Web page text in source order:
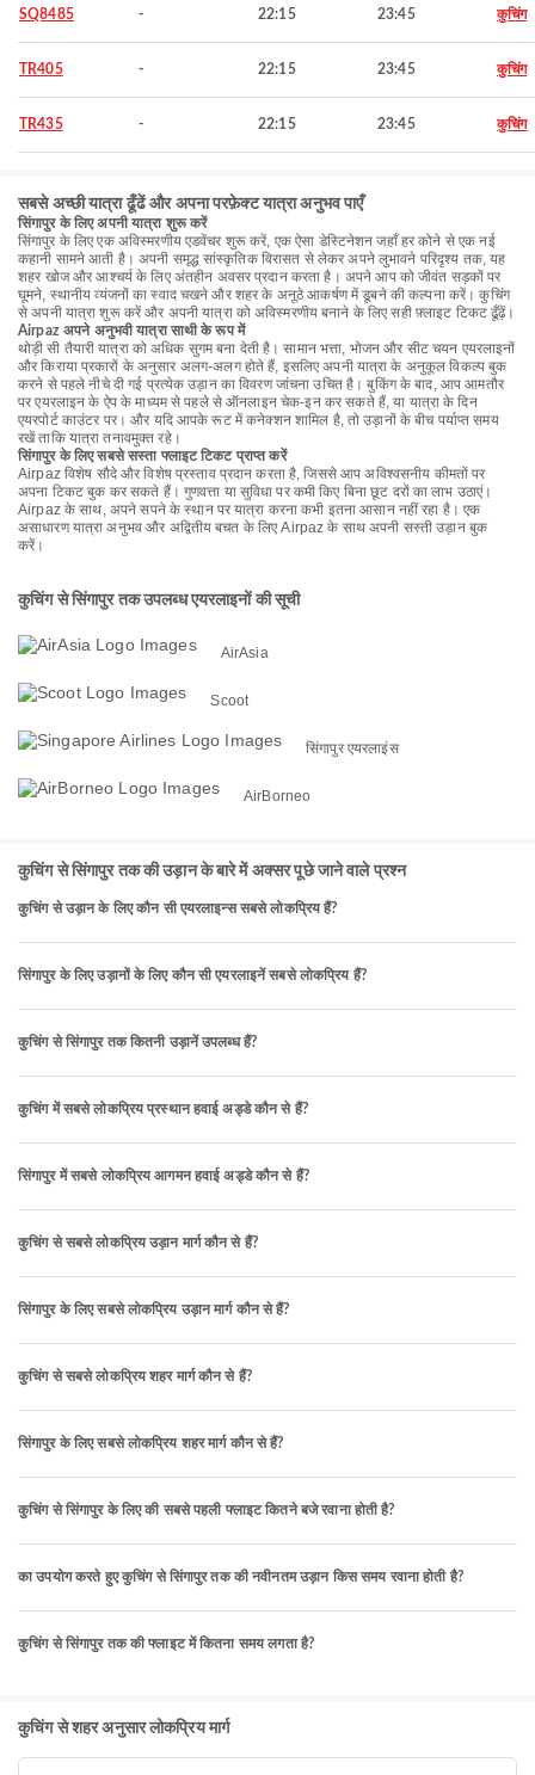
SQ8485 - 22:15 23:45 कुचिंग
TR405 - 22:15 23:45 कुचिंग
TR435 - 22:15 23:45 कुचिंग
सबसे अच्छी यात्रा ढूँढें और अपना परफ़ेक्ट यात्रा अनुभव पाएँ
सिंगापुर के लिए अपनी यात्रा शुरू करें
सिंगापुर के लिए एक अविस्मरणीय एडवेंचर शुरू करें, एक ऐसा डेस्टिनेशन जहाँ हर कोने से एक नई
कहानी सामने आती है। अपनी समृद्ध सांस्कृतिक विरासत से लेकर अपने लुभावने परिदृश्य तक, यह
शहर खोज और आश्चर्य के लिए अंतहीन अवसर प्रदान करता है। अपने आप को जीवंत सड़कों पर
घूमने, स्थानीय व्यंजनों का स्वाद चखने और शहर के अनूठे आकर्षण में डूबने की कल्पना करें। कुचिंग
से अपनी यात्रा शुरू करें और अपनी यात्रा को अविस्मरणीय बनाने के लिए सही फ़्लाइट टिकट ढूँढ़ें।
Airpaz अपने अनुभवी यात्रा साथी के रूप में
थोड़ी सी तैयारी यात्रा को अधिक सुगम बना देती है। सामान भत्ता, भोजन और सीट चयन एयरलाइनों
और किराया प्रकारों के अनुसार अलग-अलग होते हैं, इसलिए अपनी यात्रा के अनुकूल विकल्प बुक
करने से पहले नीचे दी गई प्रत्येक उड़ान का विवरण जांचना उचित है। बुकिंग के बाद, आप आमतौर
पर एयरलाइन के ऐप के माध्यम से पहले से ऑनलाइन चेक-इन कर सकते हैं, या यात्रा के दिन
एयरपोर्ट काउंटर पर। और यदि आपके रूट में कनेक्शन शामिल है, तो उड़ानों के बीच पर्याप्त समय
रखें ताकि यात्रा तनावमुक्त रहे।
सिंगापुर के लिए सबसे सस्ता फ्लाइट टिकट प्राप्त करें
Airpaz विशेष सौदे और विशेष प्रस्ताव प्रदान करता है, जिससे आप अविश्वसनीय कीमतों पर
अपना टिकट बुक कर सकते हैं। गुणवत्ता या सुविधा पर कमी किए बिना छूट दरों का लाभ उठाएं।
Airpaz के साथ, अपने सपने के स्थान पर यात्रा करना कभी इतना आसान नहीं रहा है। एक
असाधारण यात्रा अनुभव और अद्वितीय बचत के लिए Airpaz के साथ अपनी सस्ती उड़ान बुक
करें।
कुचिंग से सिंगापुर तक उपलब्ध एयरलाइनों की सूची
AirAsia
Scoot
सिंगापुर एयरलाइंस
AirBorneo
कुचिंग से सिंगापुर तक की उड़ान के बारे में अक्सर पूछे जाने वाले प्रश्न
कुचिंग से उड़ान के लिए कौन सी एयरलाइन्स सबसे लोकप्रिय हैं?
सिंगापुर के लिए उड़ानों के लिए कौन सी एयरलाइनें सबसे लोकप्रिय हैं?
कुचिंग से सिंगापुर तक कितनी उड़ानें उपलब्ध हैं?
कुचिंग में सबसे लोकप्रिय प्रस्थान हवाई अड्डे कौन से हैं?
सिंगापुर में सबसे लोकप्रिय आगमन हवाई अड्डे कौन से हैं?
कुचिंग से सबसे लोकप्रिय उड़ान मार्ग कौन से हैं?
सिंगापुर के लिए सबसे लोकप्रिय उड़ान मार्ग कौन से हैं?
कुचिंग से सबसे लोकप्रिय शहर मार्ग कौन से हैं?
सिंगापुर के लिए सबसे लोकप्रिय शहर मार्ग कौन से हैं?
कुचिंग से सिंगापुर के लिए की सबसे पहली फ्लाइट कितने बजे रवाना होती है?
का उपयोग करते हुए कुचिंग से सिंगापुर तक की नवीनतम उड़ान किस समय रवाना होती है?
कुचिंग से सिंगापुर तक की फ्लाइट में कितना समय लगता है?
कुचिंग से शहर अनुसार लोकप्रिय मार्ग